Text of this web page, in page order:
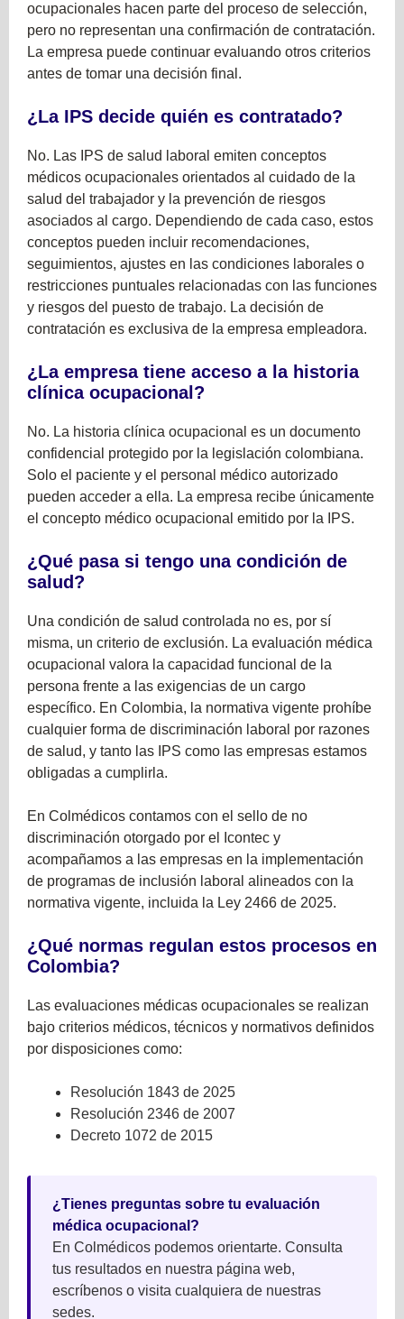
ocupacionales hacen parte del proceso de selección,
pero no representan una confirmación de contratación.
La empresa puede continuar evaluando otros criterios
antes de tomar una decisión final.
¿La IPS decide quién es contratado?
No. Las IPS de salud laboral emiten conceptos
médicos ocupacionales orientados al cuidado de la
salud del trabajador y la prevención de riesgos
asociados al cargo. Dependiendo de cada caso, estos
conceptos pueden incluir recomendaciones,
seguimientos, ajustes en las condiciones laborales o
restricciones puntuales relacionadas con las funciones
y riesgos del puesto de trabajo. La decisión de
contratación es exclusiva de la empresa empleadora.
¿La empresa tiene acceso a la historia
clínica ocupacional?
No. La historia clínica ocupacional es un documento
confidencial protegido por la legislación colombiana.
Solo el paciente y el personal médico autorizado
pueden acceder a ella. La empresa recibe únicamente
el concepto médico ocupacional emitido por la IPS.
¿Qué pasa si tengo una condición de
salud?
Una condición de salud controlada no es, por sí
misma, un criterio de exclusión. La evaluación médica
ocupacional valora la capacidad funcional de la
persona frente a las exigencias de un cargo
específico. En Colombia, la normativa vigente prohíbe
cualquier forma de discriminación laboral por razones
de salud, y tanto las IPS como las empresas estamos
obligadas a cumplirla.
En Colmédicos contamos con el sello de no
discriminación otorgado por el Icontec y
acompañamos a las empresas en la implementación
de programas de inclusión laboral alineados con la
normativa vigente, incluida la Ley 2466 de 2025.
¿Qué normas regulan estos procesos en
Colombia?
Las evaluaciones médicas ocupacionales se realizan
bajo criterios médicos, técnicos y normativos definidos
por disposiciones como:
Resolución 1843 de 2025
Resolución 2346 de 2007
Decreto 1072 de 2015
¿Tienes preguntas sobre tu evaluación
médica ocupacional?
En Colmédicos podemos orientarte. Consulta
tus resultados en nuestra página web,
escríbenos o visita cualquiera de nuestras
sedes.